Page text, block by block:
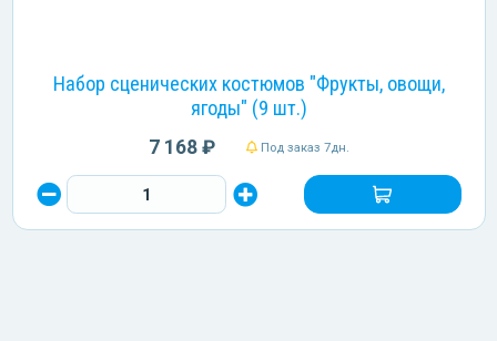
Набор сценических костюмов "Фрукты, овощи,
ягоды" (9 шт.)
7 168 ₽ Под заказ 7дн.